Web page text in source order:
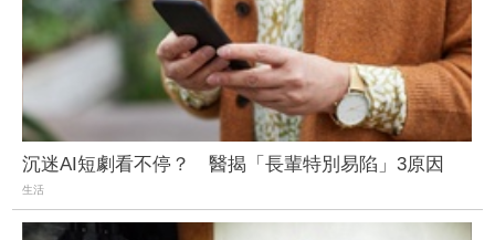
沉迷AI短劇看不停？ 醫揭「長輩特別易陷」3原因
生活